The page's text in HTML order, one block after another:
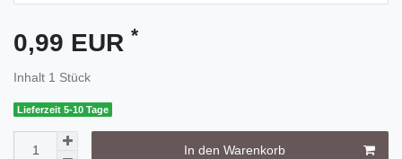
0,99 EUR *
Inhalt 1 Stück
Lieferzeit 5-10 Tage
In den Warenkorb